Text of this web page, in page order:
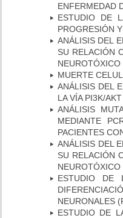
ENFERMEDAD
ESTUDIO DE
PROGRESIÓN
ANÁLISIS DEL
SU RELACIÓN
NEUROTÓXICO
MUERTE
ANÁLISIS DEL
LA VÍA PI3K/
ANÁLISIS
MEDIANTE
PACIENTES
ANÁLISIS DEL
SU RELACIÓN
NEUROTÓXICO
ESTUDIO DE
NEURONALES
ESTUDIO DE